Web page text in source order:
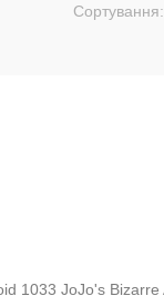
Сортування: